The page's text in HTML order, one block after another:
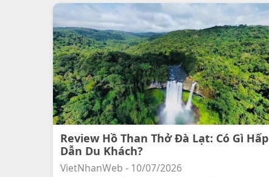
Review Hồ Than Thở Đà Lạt: Có Gì Hấp
Dẫn Du Khách?
VietNhanWeb - 10/07/2026